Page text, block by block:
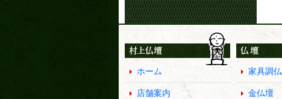
ホーム
店舗案内
家具調
金仏壇